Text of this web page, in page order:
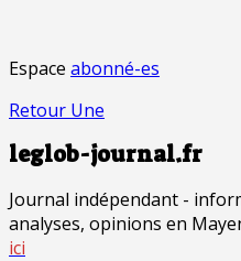
Espace abonné-es
Retour Une
leglob-journal.fr
Journal indépendant -
analyses, opinions en
ici